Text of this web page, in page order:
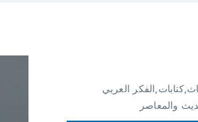
العربي
والمعاصر